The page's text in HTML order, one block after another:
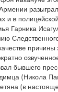
и в
Гарника
бывшего
(Никола
(в